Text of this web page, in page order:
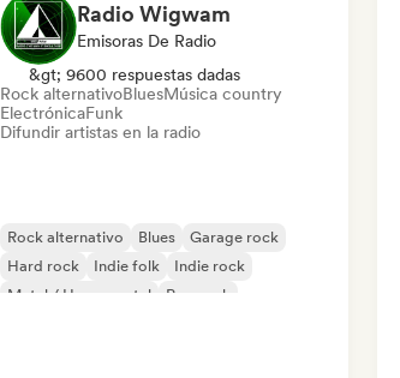
Radio Wigwam
Emisoras De Radio
&gt; 9600 respuestas dadas
Rock alternativoBluesMúsica country
ElectrónicaFunk
Difundir artistas en la radio
Rock alternativo Blues
Garage rock
Hard rock
Indie folk
Indie rock
Metal / Heavy metal
Pop rock